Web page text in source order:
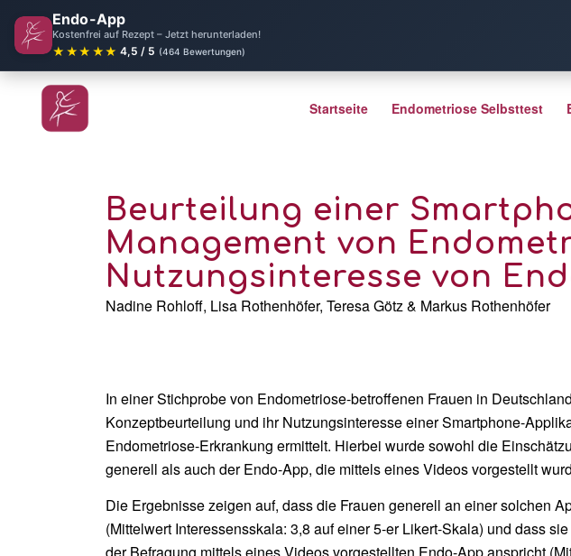
Endo-App
Kostenfrei auf Rezept – Jetzt herunterladen!
★★★★★ 4,5 / 5 (464 Bewertungen)
Startseite Endometriose Selbsttest
Beurteilung einer
Management von
Nutzungsinteresse von
Nadine Rohloff, Lisa Rothenhöfer, Teresa Götz & Markus Rothenhöfer
In einer Stichprobe von Endometriose-betroffenen Frauen in
Konzeptbeurteilung und ihr Nutzungsinteresse einer Smartphone-
Endometriose-Erkrankung ermittelt. Hierbei wurde sowohl die
generell als auch der Endo-App, die mittels eines Videos vorgestellt
Die Ergebnisse zeigen auf, dass die Frauen generell an einer solchen
(Mittelwert Interessensskala: 3,8 auf einer 5-er Likert-Skala) und dass
der Befragung mittels eines Videos vorgestellten Endo-App anspricht